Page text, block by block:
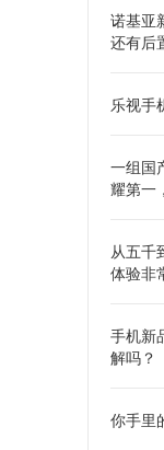
诺基亚
还有后
乐视手
一组国
耀第一
从五千
体验非
手机新
解吗？
你手里